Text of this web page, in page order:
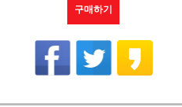
구매하기